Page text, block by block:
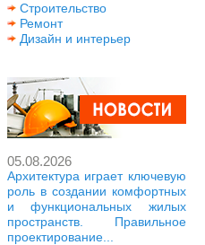
Строительство
Ремонт
Дизайн и интерьер
05.08.2026
Архитектура играет ключевую
роль в создании комфортных
и функциональных жилых
пространств. Правильное
проектирование...